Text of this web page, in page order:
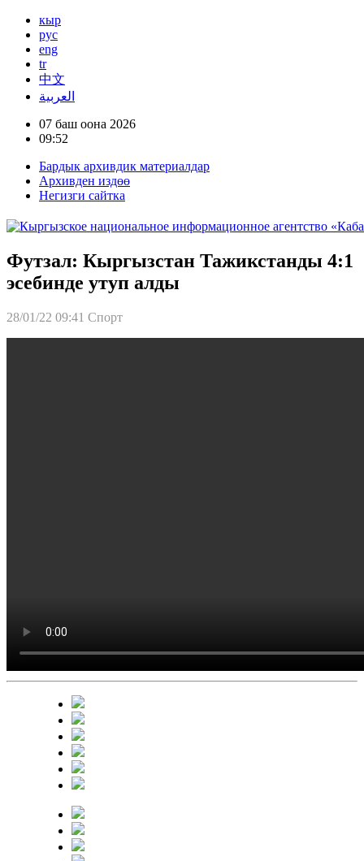
кыр
рус
eng
tr
中文
العربية
07 баш оона 2026
09:52
Бардык архивдик материалдар
Архивден издөө
Негизги сайтка
Футзал: Кыргызстан Тажикстанды 4:1
эсебинде утуп алды
28/01/22 09:41 Спорт